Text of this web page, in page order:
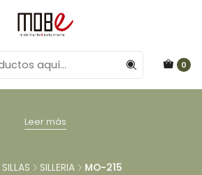
0
Leer más
SILLAS SILLERIA MO-215